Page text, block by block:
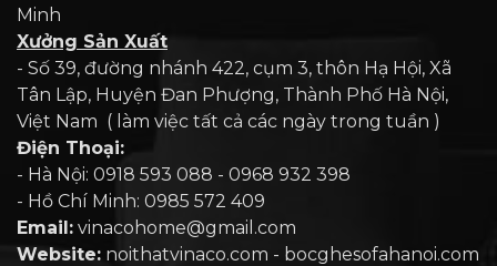
Minh
Xưởng Sản Xuất
- Số 39, đường nhánh 422, cụm 3, thôn Hạ Hội, Xã
Tân Lập, Huyện Đan Phượng, Thành Phố Hà Nội,
Việt Nam ( làm việc tất cả các ngày trong tuần )
Điện Thoại:
- Hà Nội: 0918 593 088 - 0968 932 398
- Hồ Chí Minh: 0985 572 409
Email: vinacohome@gmail.com
Website: noithatvinaco.com - bocghesofahanoi.com